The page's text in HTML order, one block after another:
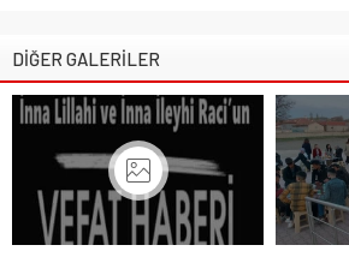
DİĞER GALERİLER